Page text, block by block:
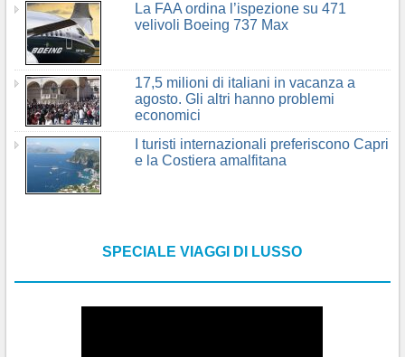
La FAA ordina l’ispezione su 471
velivoli Boeing 737 Max
17,5 milioni di italiani in vacanza a
agosto. Gli altri hanno problemi
economici
I turisti internazionali preferiscono Capri
e la Costiera amalfitana
SPECIALE VIAGGI DI LUSSO